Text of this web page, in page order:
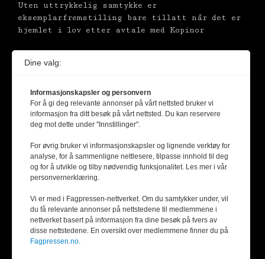
Uten uttrykkelig samtykke er
eksemplarfremstilling bare tillatt når det er
hjemlet i lov etter avtale med Kopinor
Dine valg:
Informasjonskapsler og personvern
For å gi deg relevante annonser på vårt nettsted bruker vi
informasjon fra ditt besøk på vårt nettsted. Du kan reservere
deg mot dette under "Innstillinger".
For øvrig bruker vi informasjonskapsler og lignende verktøy for
analyse, for å sammenligne nettlesere, tilpasse innhold til deg
og for å utvikle og tilby nødvendig funksjonalitet. Les mer i vår
personvernerklæring.
Vi er med i Fagpressen-nettverket. Om du samtykker under, vil
du få relevante annonser på nettstedene til medlemmene i
nettverket basert på informasjon fra dine besøk på tvers av
disse nettstedene. En oversikt over medlemmene finner du på
Fagpressen.no.